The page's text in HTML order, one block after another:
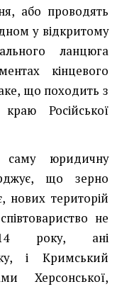
або проводять
у відкритому
ланцюга
кінцевого
що походить з
Російської
саму юридичну
що зерно
нових територій
не
року, ані
і Кримський
Херсонської,